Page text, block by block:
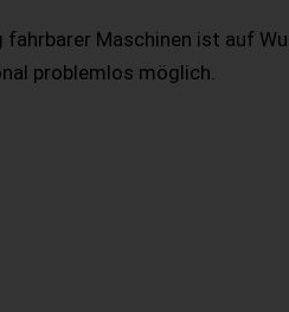
fahrbarer Maschinen ist auf
problemlos möglich.